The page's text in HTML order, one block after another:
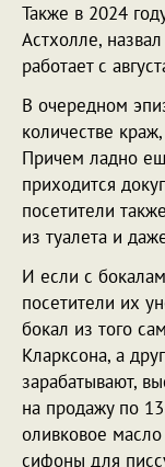
Также в 2024
Астхолле,
работает с
В очередном
количестве
Причем ладно
приходится
посетители
из туалета и
И если с
посетители их
бокал из того
Кларксона, а
зарабатывают,
на продажу по
оливковое
сифоны для